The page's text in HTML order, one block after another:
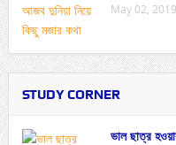
May 02, 2019
STUDY CORNER
ভাল ছাত্র